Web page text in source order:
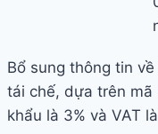
Bổ sung thông tin
tái chế, dựa trên mã
khẩu là 3% và VAT